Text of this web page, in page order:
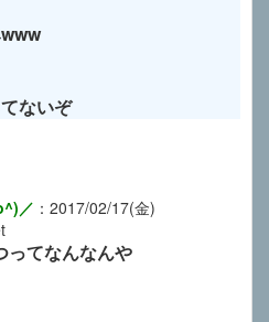
ないぞ
／ ： 2017/02/17(金)
ってなんなんや